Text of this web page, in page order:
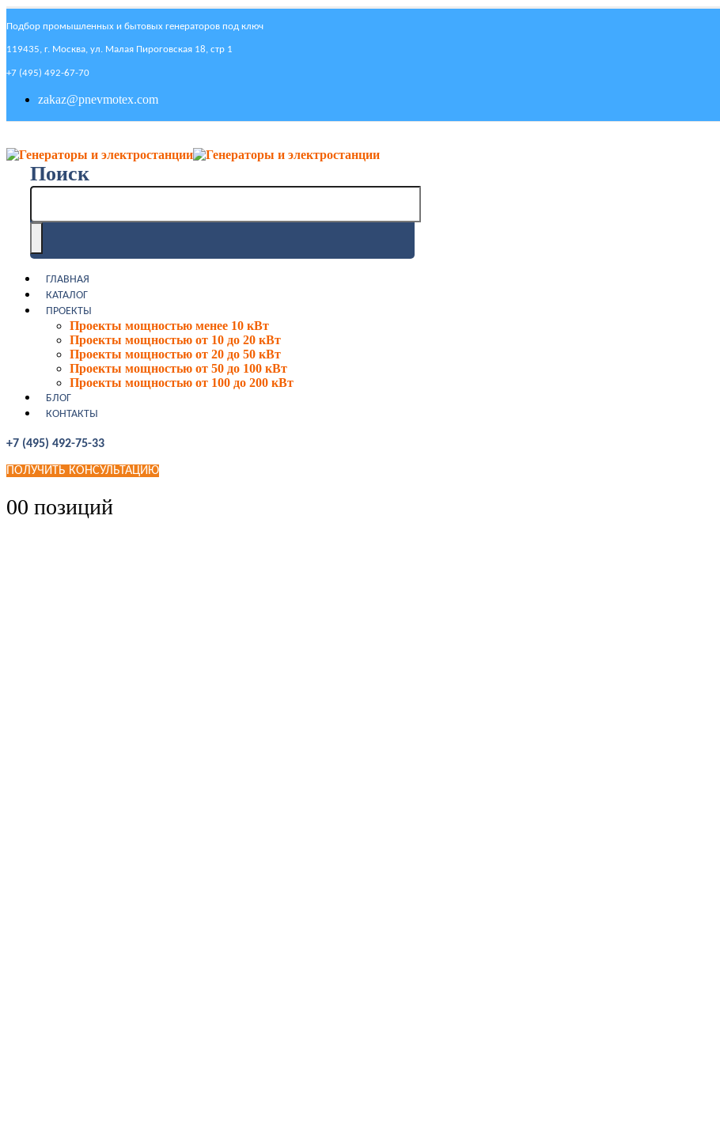
Подбор промышленных и бытовых генераторов под ключ
119435, г. Москва, ул. Малая Пироговская 18, стр 1
+7 (495) 492-67-70
zakaz@pnevmotex.com
Поиск
ГЛАВНАЯ
КАТАЛОГ
ПРОЕКТЫ
Проекты мощностью менее 10 кВт
Проекты мощностью от 10 до 20 кВт
Проекты мощностью от 20 до 50 кВт
Проекты мощностью от 50 до 100 кВт
Проекты мощностью от 100 до 200 кВт
БЛОГ
КОНТАКТЫ
+7 (495) 492-75-33
ПОЛУЧИТЬ КОНСУЛЬТАЦИЮ
00 позиций